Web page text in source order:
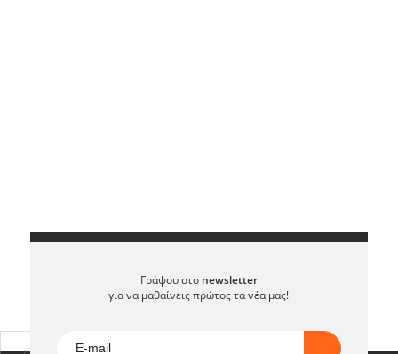
Γράψου στο newsletter
για να μαθαίνεις πρώτος τα νέα μας!